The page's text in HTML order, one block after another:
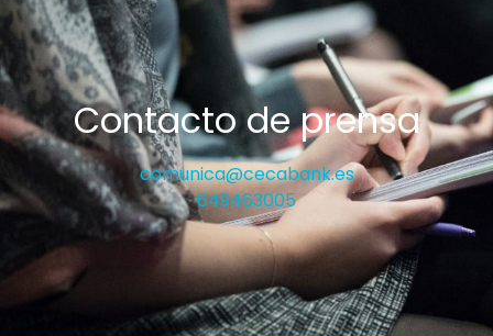
Contacto de prensa
comunica@cecabank.es
649463005